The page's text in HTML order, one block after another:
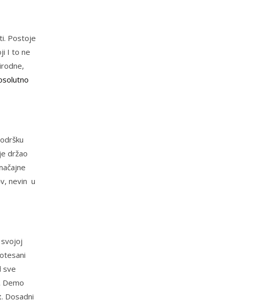
Postoje
I to ne
držao
nevin u
sve
Demo
. Dosadni